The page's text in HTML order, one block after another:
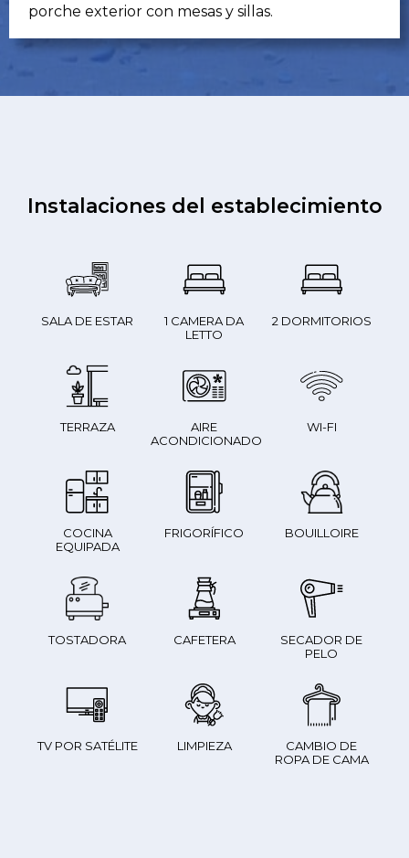
porche exterior con mesas y sillas.
Instalaciones del establecimiento
SALA DE ESTAR
1 CAMERA DA
LETTO
2 DORMITORIOS
TERRAZA
AIRE
ACONDICIONADO
WI-FI
COCINA
EQUIPADA
FRIGORÍFICO BOUILLOIRE
TOSTADORA CAFETERA
SECADOR DE
PELO
TV POR SATÉLITE LIMPIEZA
CAMBIO DE
ROPA DE CAMA